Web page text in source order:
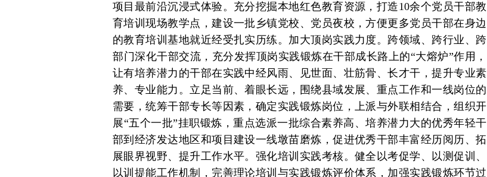
项目最前沿沉浸式体验。充分挖掘本地红色教育资源，打造10余个党员干部教
育培训现场教学点，建设一批乡镇党校、党员夜校，方便更多党员干部在身边
的教育培训基地就近经受扎实历练。加大顶岗实践力度。跨领域、跨行业、跨
部门深化干部交流，充分发挥顶岗实践锻炼在干部成长路上的“大熔炉”作用，
让有培养潜力的干部在实践中经风雨、见世面、壮筋骨、长才干，提升专业素
养、专业能力。立足当前、着眼长远，围绕县域发展、重点工作和一线岗位的
需要，统筹干部专长等因素，确定实践锻炼岗位，上派与外联相结合，组织开
展“五个一批”挂职锻炼，重点选派一批综合素养高、培养潜力大的优秀年轻干
部到经济发达地区和项目建设一线墩苗磨炼，促进优秀干部丰富经历阅历、拓
展眼界视野、提升工作水平。强化培训实践考核。健全以考促学、以测促训、
以训提能工作机制，完善理论培训与实践锻炼评价体系，加强实践锻炼环节过